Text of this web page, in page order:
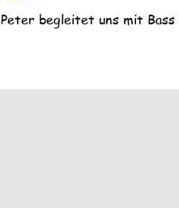
Peter begleitet uns mit Bass